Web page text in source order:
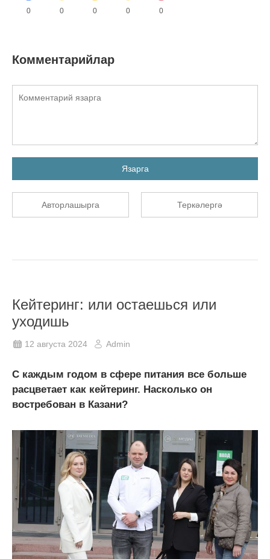
0 0 0 0 0
Комментарийлар
Язарга
Авторлашырга Теркәлергә
Кейтеринг: или остаешься или
уходишь
12 августа 2024 Admin
С каждым годом в сфере питания все больше
расцветает как кейтеринг. Насколько он
востребован в Казани?